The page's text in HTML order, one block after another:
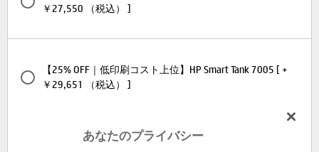
￥27,550 （税込） ]
【25% OFF｜低印刷コスト上位】HP Smart Tank 7005 [ +
￥29,651 （税込） ]
【25% OFF｜大容量インク最上位】HP Smart Tank 7305 [ +
あなたのプライバシー